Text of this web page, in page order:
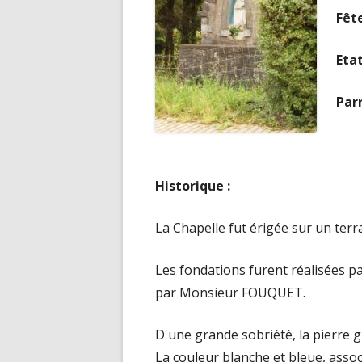
Historique :
La Chapelle fut érigée sur un
Les fondations furent réalisées
par Monsieur FOUQUET.
D'une grande sobriété, la pierre
La couleur blanche et bleue,